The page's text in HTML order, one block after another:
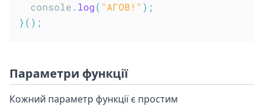
  console
. log( "АГОВ!" ) ;
}( ) ;
Параметри функції
Кожний параметр функції є простим